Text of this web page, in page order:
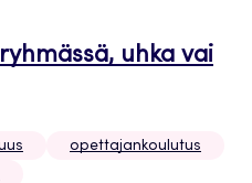
uhka vai
opettajankoulutus